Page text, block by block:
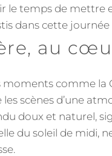
le temps de mettre
dans cette journée
au
moments comme la
les scènes d’une
doux et naturel,
du soleil de midi,